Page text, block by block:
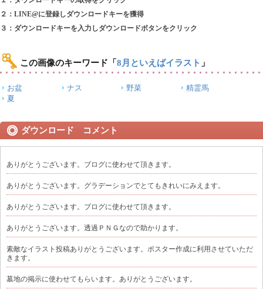
２：LINE@に登録しダウンロードキーを獲得
３：ダウンロードキーを入力しダウンロードボタンをクリック
この画像のキーワード 「 8月といえばイラスト 」
お盆 ナス 野菜
精霊馬
夏
ダウンロード コメント
ありがとうございます。ブログに使わせて頂きます。
ありがとうございます。グラデーションでとてもきれいにみえます。
ありがとうございます。ブログに使わせて頂きます。
ありがとうございます。透過ＰＮＧなので助かります。
素敵なイラスト投稿ありがとうございます。ポスター作成に利用させていただ
きます。
墓地の掲示に使わせてもらいます。ありがとうございます。